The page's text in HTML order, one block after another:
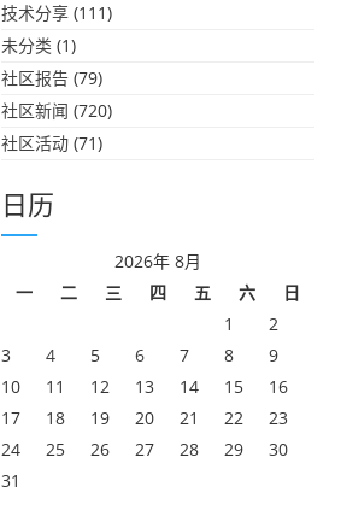
技术分享 (111)
未分类 (1)
社区报告 (79)
社区新闻 (720)
社区活动 (71)
日历
2026年 8月
一
二 三 四 五 六
日
1
2
3
4 5 6 7 8
9
10
11 12 13 14 15
16
17
18 19 20 21 22
23
24
25 26 27 28 29
30
31